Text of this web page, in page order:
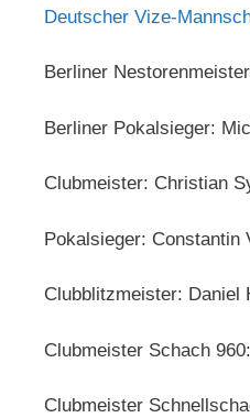
Deutscher Vize-
Berliner
Berliner Pokalsieger:
Clubmeister: Christian
Pokalsieger: Constantin
Clubblitzmeister: Daniel
Clubmeister Schach
Clubmeister